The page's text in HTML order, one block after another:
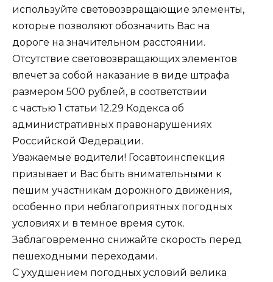
используйте световозвращающие элементы,
которые позволяют обозначить Вас на
дороге на значительном расстоянии.
Отсутствие световозвращающих элементов
влечет за собой наказание в виде штрафа
размером 500 рублей, в соответствии
с частью 1 статьи 12.29 Кодекса об
административных правонарушениях
Российской Федерации.
Уважаемые водители! Госавтоинспекция
призывает и Вас быть внимательными к
пешим участникам дорожного движения,
особенно при неблагоприятных погодных
условиях и в темное время суток.
Заблаговременно снижайте скорость перед
пешеходными переходами.
С ухудшением погодных условий велика